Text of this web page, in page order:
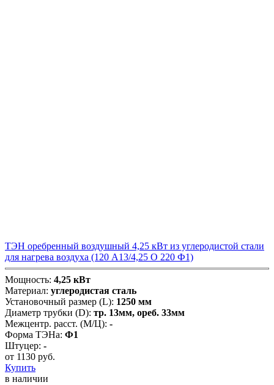
ТЭН оребренный воздушный 4,25 кВт из углеродистой стали
для нагрева воздуха (120 А13/4,25 О 220 Ф1)
Мощность: 4,25 кВт
Материал: углеродистая сталь
Установочный размер (L): 1250 мм
Диаметр трубки (D): тр. 13мм, ореб. 33мм
Межцентр. расст. (М/Ц): -
Форма ТЭНа: Ф1
Штуцер: -
от 1130 руб.
Купить
в наличии